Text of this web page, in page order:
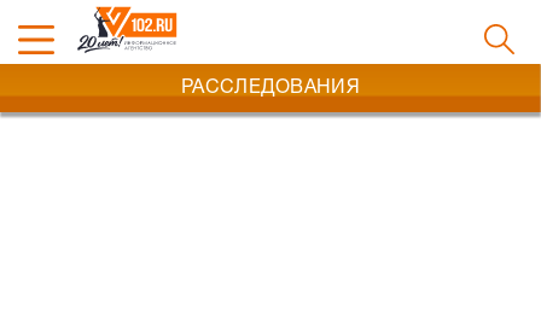
РАССЛЕДОВАНИЯ